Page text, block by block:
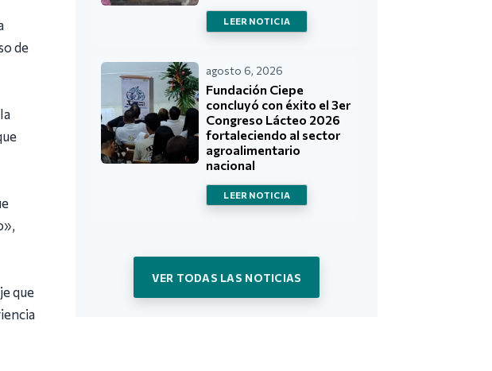
de
que
LEER NOTICIA
agosto 6, 2026
Fundación Ciepe
concluyó con éxito el 3er
Congreso Lácteo 2026
fortaleciendo al sector
agroalimentario
nacional
LEER NOTICIA
VER TODAS LAS NOTICIAS